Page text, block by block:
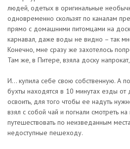
людей, одетых в оригинальные
одновременно скользят по каналам
прямо с домашними питомцами на
карнавал, даже воды не видно – так
Конечно, мне сразу же захотелось
Там же, в Питере, взяла доску
И… купила себе свою собственную. А
бухты находятся в 10 минутах езды от
освоить, для того чтобы ее надуть
взял с собой чай и погнали смотреть
путешествовать по неизведанным
недоступные пешеходу.